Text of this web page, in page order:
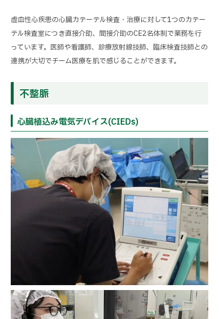
虚血性心疾患の心臓カテーテル検査・治療に対して1つのカテー
テル検査室につき直接介助、間接介助のCE2名体制で業務を行
っています。医師や看護師、診療放射線技師、臨床検査技師との
連携が大切でチーム医療を肌で感じることができます。
不整脈
心臓植込み電気デバイス(CIEDs)